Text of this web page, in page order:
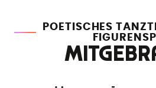
POETISCHES